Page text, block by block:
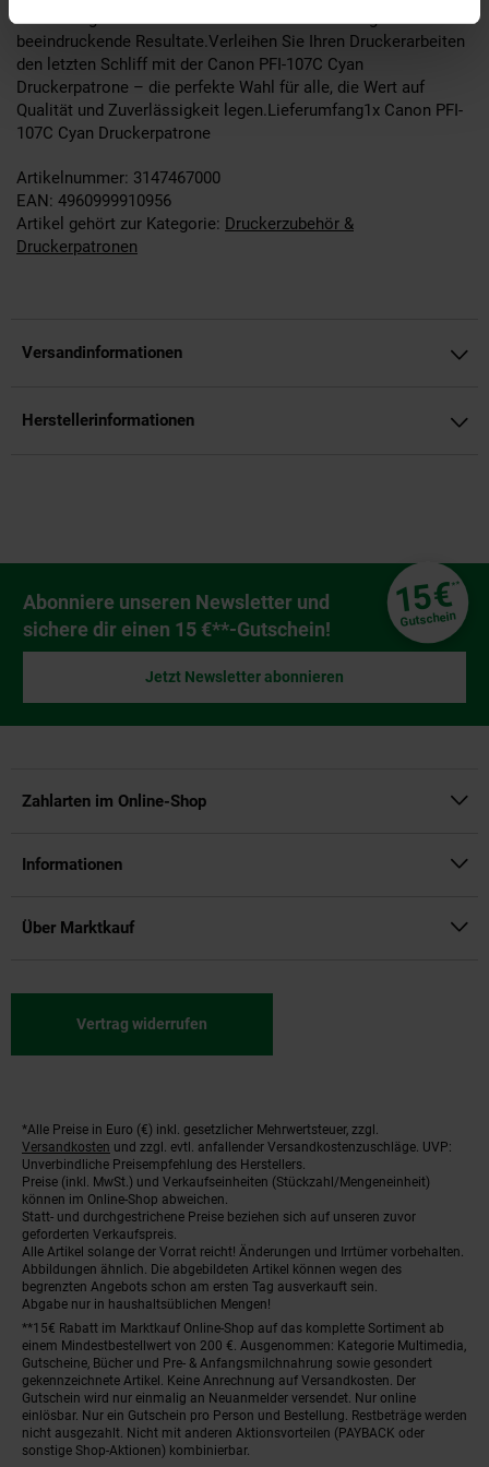
beeindruckende Resultate.Verleihen Sie Ihren Druckerarbeiten
den letzten Schliff mit der Canon PFI-107C Cyan
Druckerpatrone – die perfekte Wahl für alle, die Wert auf
Qualität und Zuverlässigkeit legen.Lieferumfang1x Canon PFI-
107C Cyan Druckerpatrone
Artikelnummer: 3147467000
EAN: 4960999910956
Artikel gehört zur Kategorie: Druckerzubehör &
Druckerpatronen
Versandinformationen
Herstellerinformationen
Newsletter Anmeldung
Abonniere unseren Newsletter und
sichere dir einen 15 €**-Gutschein!
15€**
Gutschein
Jetzt Newsletter abonnieren
Zahlarten im Online-Shop
Informationen
Über Marktkauf
Vertrag widerrufen
Fußnoten
*Alle Preise in Euro (€) inkl. gesetzlicher Mehrwertsteuer, zzgl.
Versandkosten und zzgl. evtl. anfallender Versandkostenzuschläge. UVP:
Unverbindliche Preisempfehlung des Herstellers.
Preise (inkl. MwSt.) und Verkaufseinheiten (Stückzahl/Mengeneinheit)
können im Online-Shop abweichen.
Statt- und durchgestrichene Preise beziehen sich auf unseren zuvor
geforderten Verkaufspreis.
Alle Artikel solange der Vorrat reicht! Änderungen und Irrtümer vorbehalten.
Abbildungen ähnlich. Die abgebildeten Artikel können wegen des
begrenzten Angebots schon am ersten Tag ausverkauft sein.
Abgabe nur in haushaltsüblichen Mengen!
**15€ Rabatt im Marktkauf Online-Shop auf das komplette Sortiment ab
einem Mindestbestellwert von 200 €. Ausgenommen: Kategorie Multimedia,
Gutscheine, Bücher und Pre- & Anfangsmilchnahrung sowie gesondert
gekennzeichnete Artikel. Keine Anrechnung auf Versandkosten. Der
Gutschein wird nur einmalig an Neuanmelder versendet. Nur online
einlösbar. Nur ein Gutschein pro Person und Bestellung. Restbeträge werden
nicht ausgezahlt. Nicht mit anderen Aktionsvorteilen (PAYBACK oder
sonstige Shop-Aktionen) kombinierbar.